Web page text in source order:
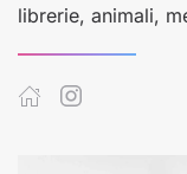
librerie, animali,